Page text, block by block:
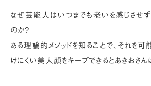
なぜ芸能人はいつまでも老いを感じさせ
のか?
ある理論的メソッドを知ることで、 それを可
けにくい美人顔をキープできるとあきおさん